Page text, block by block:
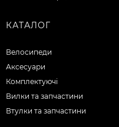
КАТАЛОГ
Велосипеди
Аксесуари
Комплектуючі
Вилки та запчастини
Втулки та запчастини